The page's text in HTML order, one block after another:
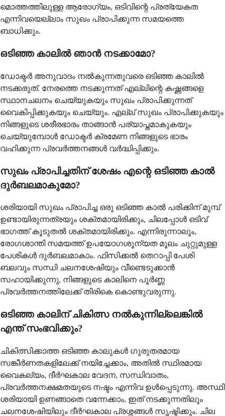
മൊത്തത്തിലുള്ള ആരോഗ്യം, ഒടിവിന്റെ പ്രത്യേകത
എന്നിവയെല്ലാം സുഖം പ്രാപിക്കുന്ന സമയത്തെ
ബാധിക്കും.
ഒടിഞ്ഞ കാലില്‍ ഞാന്‍ നടക്കാമോ?
ഡോക്ടര്‍ അനുവാദം നല്‍കുന്നതുവരെ ഒടിഞ്ഞ കാലില്‍
നടക്കരുത്. നേരത്തെ നടക്കുന്നത് എല്ലിന്റെ കഷ്ണങ്ങളെ
സ്ഥാനചലനം ചെയ്യുകയും സുഖം പ്രാപിക്കുന്നത്
വൈകിപ്പിക്കുകയും ചെയ്യും. എല്ല് സുഖം പ്രാപിക്കുകയും
നിങ്ങളുടെ ശരീരഭാരം താങ്ങാന്‍ പര്യാപ്തമാകുകയും
ചെയ്യുമ്പോള്‍ ഡോക്ടര്‍ ക്രമേണ നിങ്ങളുടെ ഭാരം
വഹിക്കുന്ന പ്രവര്‍ത്തനങ്ങള്‍ വര്‍ദ്ധിപ്പിക്കും.
സുഖം പ്രാപിച്ചതിന് ശേഷം എന്റെ ഒടിഞ്ഞ കാല്‍
ദുര്‍ബലമാകുമോ?
ശരിയായി സുഖം പ്രാപിച്ച ഒരു ഒടിഞ്ഞ കാല്‍ പരിക്കിന് മുമ്പ്
ഉണ്ടായിരുന്നത്രയും ശക്തമായിരിക്കും, ചിലപ്പോള്‍ ഒടിവ്
ഭാഗത്ത് കൂടുതല്‍ ശക്തമായിരിക്കും. എന്നിരുന്നാലും,
രോഗശാന്തി സമയത്ത് ഉപയോഗശൂന്യത മൂലം ചുറ്റുമുള്ള
പേശികള്‍ ദുര്‍ബലമാകാം. ഫിസിക്കല്‍ തെറാപ്പി പേശി
ബലവും സന്ധി ചലനശേഷിയും വീണ്ടെടുക്കാന്‍
സഹായിക്കുന്നു, നിങ്ങളുടെ കാലിനെ പൂര്‍ണ്ണ
പ്രവര്‍ത്തനത്തിലേക്ക് തിരികെ കൊണ്ടുവരുന്നു.
ഒടിഞ്ഞ കാലിന് ചികിത്സ നല്‍കുന്നില്ലെങ്കില്‍
എന്ത് സംഭവിക്കും?
ചികിത്സിക്കാത്ത ഒടിഞ്ഞ കാലുകള്‍ ഗുരുതരമായ
സങ്കീര്‍ണതകളിലേക്ക് നയിച്ചേക്കാം, അതില്‍ സ്ഥിരമായ
വൈകല്യം, ദീര്‍ഘകാല വേദന, സന്ധിവാതം,
പ്രവര്‍ത്തനക്ഷമതയുടെ നഷ്ടം എന്നിവ ഉള്‍പ്പെടുന്നു. അസ്ഥി
ശരിയായി ഉണങ്ങാതെ വന്നേക്കാം, ഇത് നടക്കുന്നതിലും
ചലനശേഷിയിലും ദീര്‍ഘകാല പ്രശ്നങ്ങള്‍ സൃഷ്ടിക്കും. ചില